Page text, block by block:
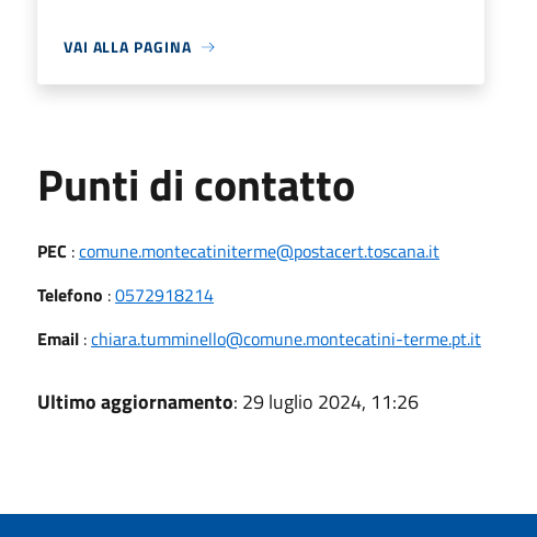
VAI ALLA PAGINA
Punti di contatto
PEC :comune.montecatiniterme@postacert.toscana.it
Telefono :0572918214
Email:chiara.tumminello@comune.montecatini-terme.pt.it
Ultimo aggiornamento: 29 luglio 2024, 11:26